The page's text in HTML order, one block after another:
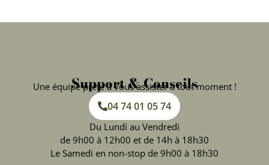
Support & Conseils
Une équipe prête à vous assister à tout moment !
04 74 01 05 74
Du Lundi au Vendredi
de 9h00 à 12h00 et de 14h à 18h30
Le Samedi en non-stop de 9h00 à 18h30